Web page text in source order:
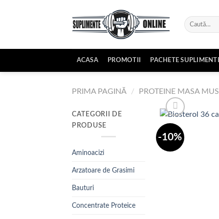
Caută
după:
ACASA PROMOTII PACHETE
PRIMA PAGINĂ / PROTEINE MASA
CATEGORII DE
PRODUSE
Aminoacizi
Arzatoare de Grasimi
Bauturi
Concentrate Proteice
-10%